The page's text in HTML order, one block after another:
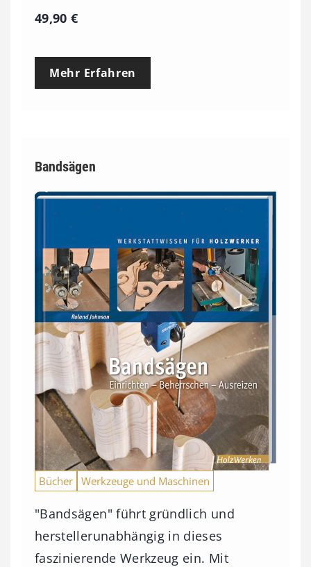
49,90€
Mehr Erfahren
Bandsägen
Bücher Werkzeuge und Maschinen
"Bandsägen" führt gründlich und
herstellerunabhängig in dieses
faszinierende Werkzeug ein. Mit